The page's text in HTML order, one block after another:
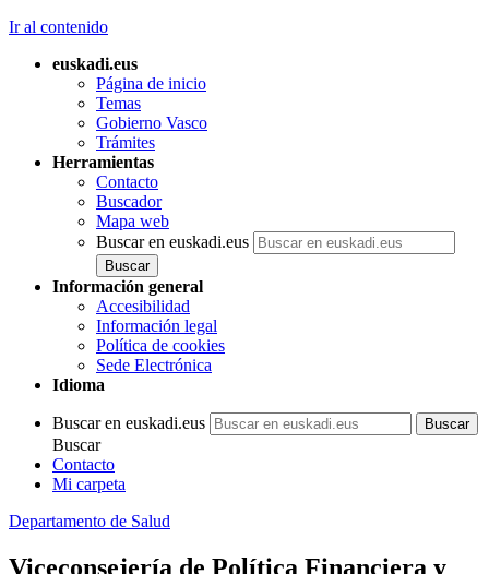
Ir al contenido
euskadi.eus
Página de inicio
Temas
Gobierno Vasco
Trámites
Herramientas
Contacto
Buscador
Mapa web
Buscar en euskadi.eus
Información general
Accesibilidad
Información legal
Política de cookies
Sede Electrónica
Idioma
Buscar en euskadi.eus
Buscar
Contacto
Mi carpeta
Departamento de Salud
Viceconsejería de Política Financiera y